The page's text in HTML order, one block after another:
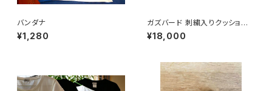
バンダナ
¥1,280
ガズバード 刺繍入りクッション
（１点アイテム）
¥18,000